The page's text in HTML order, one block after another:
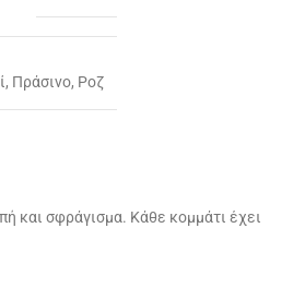
, Πράσινο, Ροζ
και σφράγισμα. Κάθε κομμάτι έχει